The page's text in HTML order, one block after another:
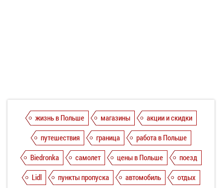
жизнь в Польше магазины
акции и скидки
путешествия
граница
работа в Польше
Biedronka
самолет цены в Польше
поезд
Lidl
пункты пропуска автомобиль
отдых